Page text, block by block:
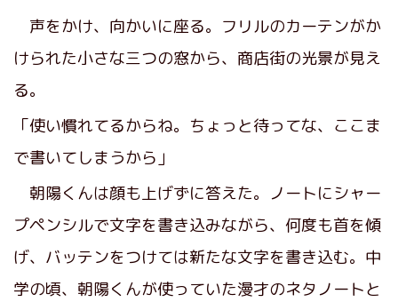
声をかけ、向かいに座る。フリルのカーテンがか
けられた小さな三つの窓から、商店街の光景が見え
る。
「使い慣れてるからね。ちょっと待ってな、ここま
で書いてしまうから」
朝陽くんは顔も上げずに答えた。ノートにシャー
プペンシルで文字を書き込みながら、何度も首を傾
げ、バッテンをつけては新たな文字を書き込む。中
学の頃、朝陽くんが使っていた漫才のネタノートと